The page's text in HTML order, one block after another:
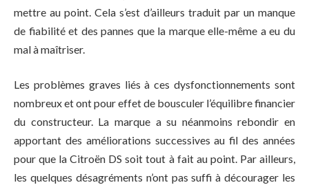
mettre au point. Cela s’est d’ailleurs traduit par un manque
de fiabilité et des pannes que la marque elle-même a eu du
mal à maîtriser.
Les problèmes graves liés à ces dysfonctionnements sont
nombreux et ont pour effet de bousculer l’équilibre financier
du constructeur. La marque a su néanmoins rebondir en
apportant des améliorations successives au fil des années
pour que la Citroën DS soit tout à fait au point. Par ailleurs,
les quelques désagréments n’ont pas suffi à décourager les